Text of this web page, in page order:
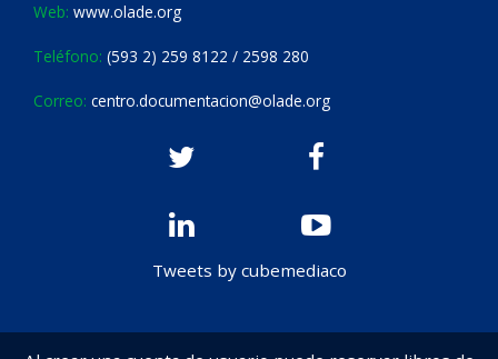
Web: www.olade.org
Teléfono: (593 2) 259 8122 / 2598 280
Correo: centro.documentacion@olade.org
Tweets by cubemediaco